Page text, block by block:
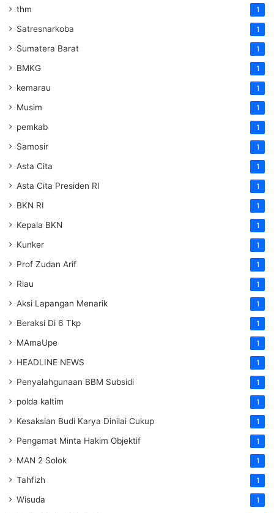
thm 1
Satresnarkoba 1
Sumatera Barat 1
BMKG 1
kemarau 1
Musim 1
pemkab 1
Samosir 1
Asta Cita 1
Asta Cita Presiden RI 1
BKN RI 1
Kepala BKN 1
Kunker 1
Prof Zudan Arif 1
Riau 1
Aksi Lapangan Menarik 1
Beraksi Di 6 Tkp 1
MAmaUpe 1
HEADLINE NEWS 1
Penyalahgunaan BBM Subsidi 1
polda kaltim 1
Kesaksian Budi Karya Dinilai Cukup 1
Pengamat Minta Hakim Objektif 1
MAN 2 Solok 1
Tahfizh 1
Wisuda 1